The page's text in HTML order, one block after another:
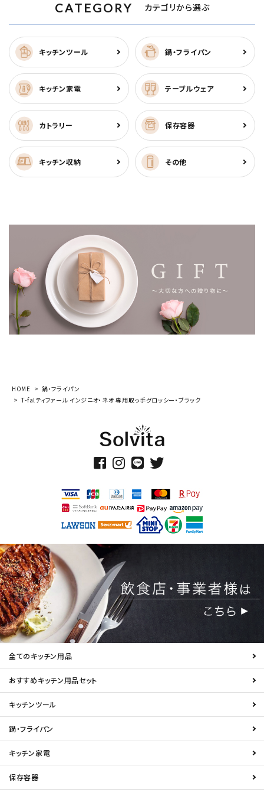
CATEGORY カテゴリから選ぶ
キッチンツール 鍋・フライパン
キッチン家電 テーブルウェア
カトラリー 保存容器
キッチン収納 その他
HOME
鍋・フライパン
T-falティファール インジニオ・ネオ 専用取っ手グロッシー・ブラック
全てのキッチン用品
おすすめキッチン用品セット
キッチンツール
鍋・フライパン
キッチン家電
保存容器